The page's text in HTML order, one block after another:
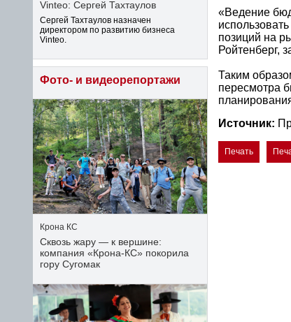
«Ведение
позиций на
Ройтенберг,
Таким
пересмотра
Источник:
Печать
Vinteo: Сергей Тахтаулов
Сергей Тахтаулов назначен
директором по развитию бизнеса
Vinteo.
Фото- и видеорепортажи
Крона КС
Сквозь жару — к вершине:
компания «Крона‑КС» покорила
гору Сугомак